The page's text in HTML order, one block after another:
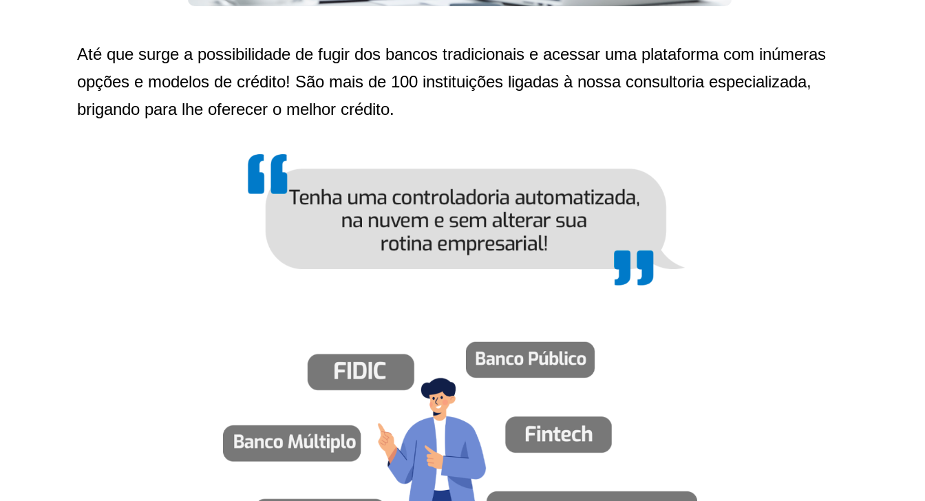
Até que surge a possibilidade de fugir dos bancos tradicionais e acessar uma plataforma com inúmeras
opções e modelos de crédito! São mais de 100 instituições ligadas à nossa consultoria especializada,
brigando para lhe oferecer o melhor crédito.